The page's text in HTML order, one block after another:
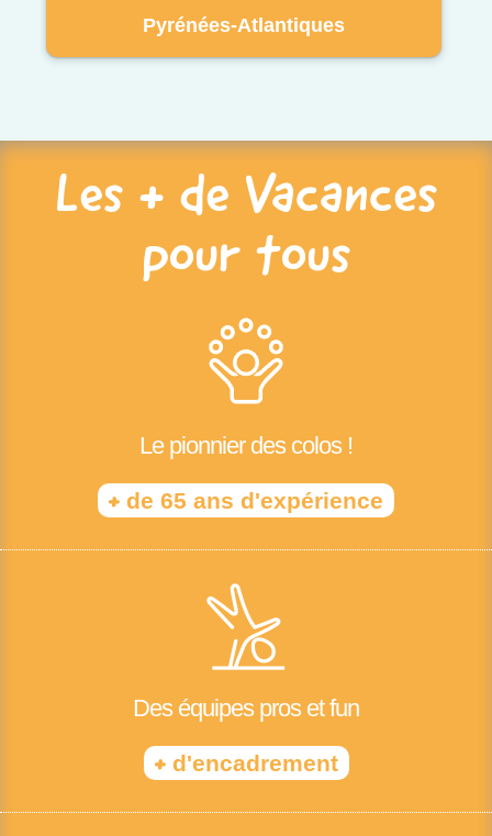
Pyrénées-Atlantiques
Les + de Vacances
pour tous
Le pionnier des colos !
+ de 65 ans d'expérience
Des équipes pros et fun
+d'encadrement